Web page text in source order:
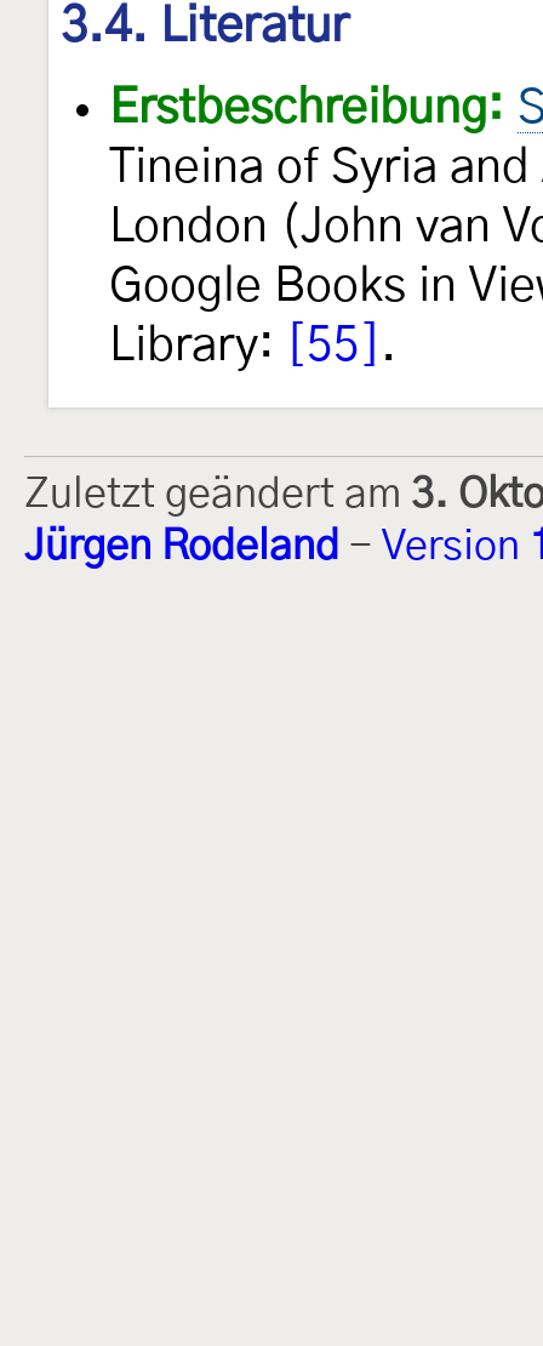
3.4. Literatur
Erstbeschreibung:
Tineina of Syria
London (John van
Google Books in
Library:
[55] .
Zuletzt geändert am 3.
Jürgen Rodeland - Version